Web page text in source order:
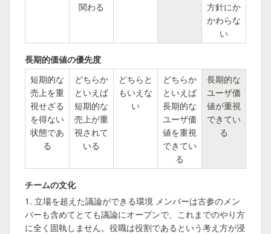
関わる
方針にか
かわらな
い
長期的価値の優先度
短期的な
売上を重
視せざる
を得ない
状態であ
る
どちらか
といえば
短期的な
売上が重
視されて
いる
どちらと
もいえな
い
どちらか
といえば
長期的な
ユーザ価
値を重視
できてい
る
長期的な
ユーザ価
値が重視
できてい
る
チームの文化
1. 立場を超えた議論ができる環境 メンバーは古参のメン
バーも含めてとても議論にオープンで、これまでのやり方
に全く固執しません。役職は役割であるという考え方が浸